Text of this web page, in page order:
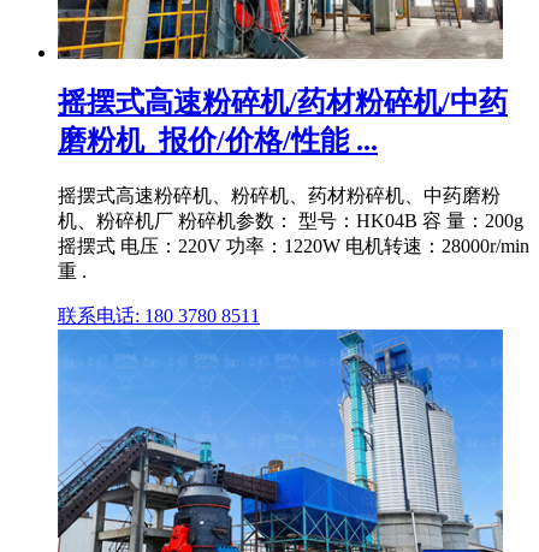
摇摆式高速粉碎机/药材粉碎机/中药
磨粉机_报价/价格/性能 ...
摇摆式高速粉碎机、粉碎机、药材粉碎机、中药磨粉
机、粉碎机厂 粉碎机参数： 型号：HK04B 容 量：200g
摇摆式 电压：220V 功率：1220W 电机转速：28000r/min
重 .
联系电话: 180 3780 8511